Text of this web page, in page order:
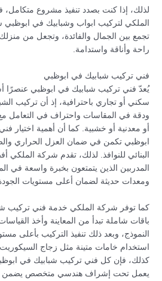
لذلك، إذا كنت بصدد تنفيذ مشروع متكامل،
الملكي لتركيب ابواب وشبابيك في ابوظبي
تجمع بين الجمال والفائدة، وتجعل من
راحة وأناقة واستدامة.
فني تركيب شبابيك في ابوظبي
يُعدّ فني تركيب شبابيك في ابوظبي عنصرًا
سكني أو تجاري باحترافية، إذ أن تركيب
ودقة في المقاسات واحتراف في التعامل
أو معدنية أو خشبية. كما أن أهمية اختيار
ابوظبي تكمن في ضمان العزل الحراري
البنائي للنوافذ. لذلك، تقدم شركة الملكي
المدربين الذين يتمتعون بخبرة واسعة في
ومعدات حديثة لضمان أعلى مستويات
كما توفر شركة الملكي خدمة فني تركيب
باقات شاملة تبدأ من المعاينة وأخذ
النموذج، وبعد ذلك تنفيذ التركيب بأعلى
كذلك، فإن كل فني تركيب شبابيك في
يعمل تحت إشراف هندسي متخصص يضمن